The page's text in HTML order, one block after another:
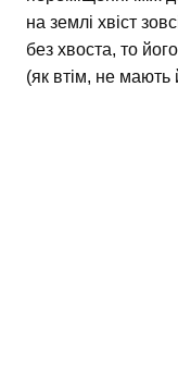
на землі хвіст
без хвоста, то
(як втім, не мають